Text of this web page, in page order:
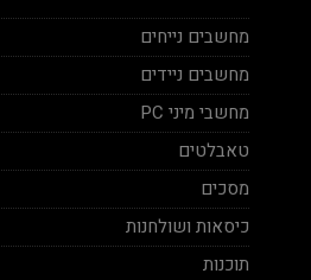
מחשבים נייחים
מחשבים ניידים
מחשבי מיני PC
טאבלטים
מסכים
כיסאות ושולחנות
תוכנות